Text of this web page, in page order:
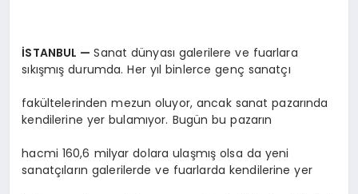
İSTANBUL —Sanat dünyası galerilere ve fuarlara
sıkışmış durumda. Her yıl binlerce genç sanatçı
fakültelerinden mezun oluyor, ancak sanat pazarında
kendilerine yer bulamıyor. Bugün bu pazarın
hacmi 160,6 milyar dolara ulaşmış olsa da yeni
sanatçıların galerilerde ve fuarlarda kendilerine yer